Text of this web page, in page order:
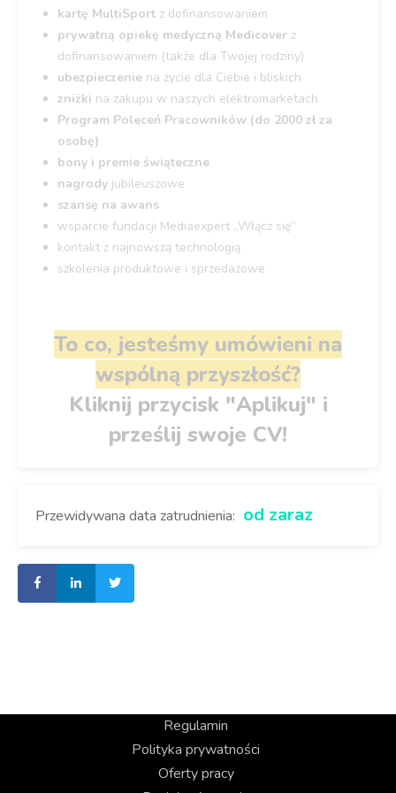
kartę MultiSport z dofinansowaniem
prywatną opiekę medyczną Medicover z
dofinansowaniem (także dla Twojej rodziny)
ubezpieczenie na życie dla Ciebie i bliskich
zniżki na zakupu w naszych elektromarketach
Program Poleceń Pracowników (do 2000 zł za
osobę)
bony i premie świąteczne
nagrody jubileuszowe
szansę na awans
wsparcie fundacji Mediaexpert „Włącz się”
kontakt z najnowszą technologią
szkolenia produktowe i sprzedażowe
To co, jesteśmy umówieni na
wspólną przyszłość?
Kliknij przycisk "Aplikuj" i
prześlij swoje CV!
Przewidywana data zatrudnienia: od zaraz
Regulamin
Polityka prywatności
Oferty pracy